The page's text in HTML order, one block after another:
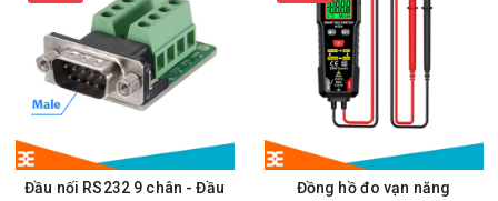
Đầu nối RS232 9 chân - Đầu
Đồng hồ đo vạn năng